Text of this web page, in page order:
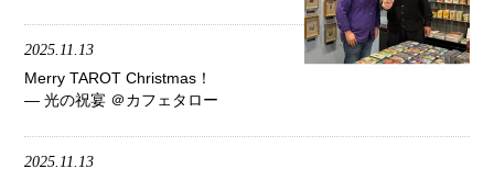
2025.11.13
Merry TAROT Christmas！
— 光の祝宴 ＠カフェタロー
2025.11.13